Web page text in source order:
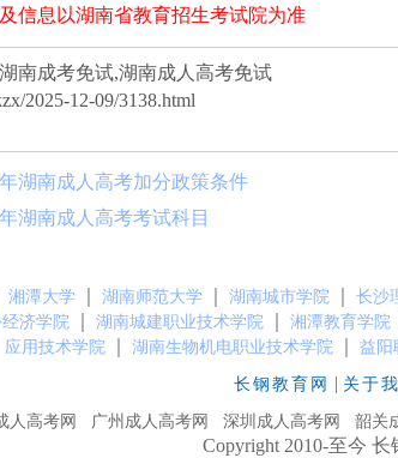
信息以湖南省教育招生考试院为准
南成考免试,湖南成人高考免试
2025-12-09/3138.html
湖南成人高考加分政策条件
湖南成人高考考试科目
湘潭大学 湖南师范大学 湖南城市学院 长沙
济学院 湖南城建职业技术学院 湘潭教育学院
应用技术学院
湖南生物机电职业技术学院 益阳
长钢教育网 | 关于
人高考网 广州成人高考网 深圳成人高考网 韶关
Copyright 2010-至今